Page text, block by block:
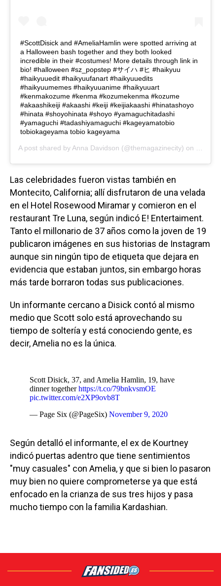
#ScottDisick and #AmeliaHamlin were spotted arriving at
a Halloween bash together and they both looked
incredible in their #costumes! More details through link in
bio! #halloween #sz_popstep #サイハ #ヒ #haikyuu
#haikyuuedit #haikyuufanart #haikyuuedits
#haikyuumemes #haikyuuanime #haikyuuart
#kenmakozume #kenma #kozumekenma #kozume
#akaashikeiji #akaashi #keiji #keijiakaashi #hinatashoyo
#hinata #shoyohinata #shoyo #yamaguchitadashi
#yamaguchi #tadashiyamaguchi #kageyamatobio
tobiokageyama tobio kageyama
A post shared by Anna Davidson (@themagazinecity) on
Las celebridades fueron vistas también en
Montecito, California; allí disfrutaron de una velada
en el Hotel Rosewood Miramar y comieron en el
restaurant Tre Luna, según indicó E! Entertaiment.
Tanto el millonario de 37 años como la joven de 19
publicaron imágenes en sus historias de Instagram
aunque sin ningún tipo de etiqueta que dejara en
evidencia que estaban juntos, sin embargo horas
más tarde borraron todas sus publicaciones.
Un informante cercano a Disick contó al mismo
medio que Scott solo está aprovechando su
tiempo de soltería y está conociendo gente, es
decir, Amelia no es la única.
Scott Disick, 37, and Amelia Hamlin, 19, have
dinner togetherhttps://t.co/79bnkvsmOE
pic.twitter.com/e2XP9ovb8T
— Page Six (@PageSix) November 9, 2020
Según detalló el informante, el ex de Kourtney
indicó puertas adentro que tiene sentimientos
"muy casuales" con Amelia, y que si bien lo pasaron
muy bien no quiere comprometerse ya que está
enfocado en la crianza de sus tres hijos y pasa
mucho tiempo con la familia Kardashian.